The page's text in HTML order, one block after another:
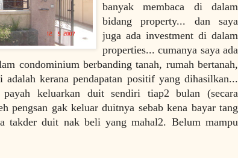
banyak membaca di dalam
bidang property... dan saya
juga ada investment di dalam
properties... cumanya saya ada
condominium berbanding tanah, rumah bertanah,
kerana pendapatan positif yang dihasilkan...
keluarkan duit sendiri tiap2 bulan (secara
pengsan gak keluar duitnya sebab kena bayar tang
takder duit nak beli yang mahal2. Belum mampu